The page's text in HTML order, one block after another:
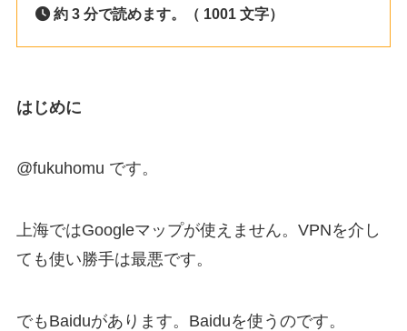
約 3 分で読めます。（ 1001 文字）
はじめに
@fukuhomu です。
上海ではGoogleマップが使えません。VPNを介し
ても使い勝手は最悪です。
でもBaiduがあります。Baiduを使うのです。